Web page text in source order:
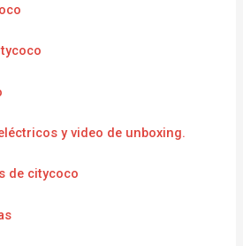
y video de unboxing.
de citycoco